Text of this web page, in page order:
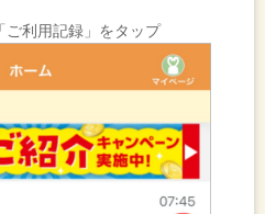
ご利用記録」をタップ